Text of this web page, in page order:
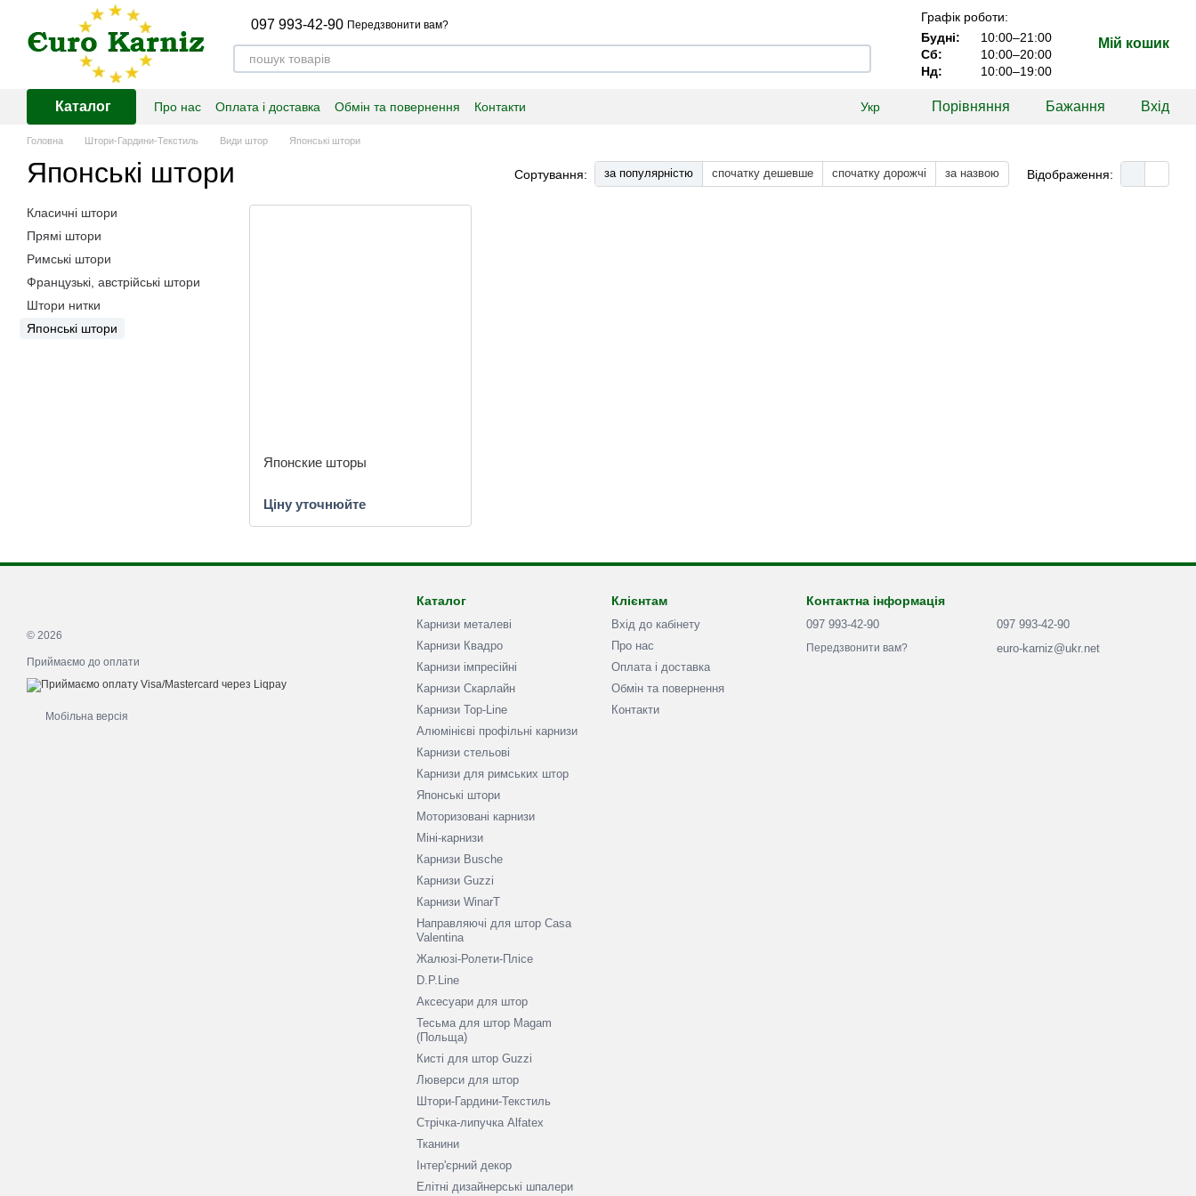
Перейти до основного контенту
097 993-42-90 Передзвонити вам?
Графік роботи:
Будні:
10:00–21:00
Сб:
10:00–20:00
Нд:
10:00–19:00
Мій кошик
Каталог Про нас Оплата і доставка Обмін та повернення Контакти Укр Порівняння Бажання Вхід
Головна Штори-Гардини-Текстиль Види штор Японські штори
Японські штори Сортування: за популярністю спочатку дешевше спочатку дорожчі за назвою Відображення:
Японские шторы
Ціну уточнюйте
Класичні штори
Прямі штори
Римські штори
Французькі, австрійські штори
Штори нитки
Японські штори
© 2026
Приймаємо до оплати
Мобільна версія
Каталог
Карнизи металеві
Карнизи Квадро
Карнизи імпресійні
Карнизи Скарлайн
Карнизи Top-Line
Алюмінієві профільні карнизи
Карнизи стельові
Карнизи для римських штор
Японські штори
Моторизовані карнизи
Міні-карнизи
Карнизи Busche
Карнизи Guzzi
Карнизи WinarT
Направляючі для штор Casa
Valentina
Жалюзі-Ролети-Плісе
D.P.Line
Аксесуари для штор
Тесьма для штор Magam
(Польща)
Кисті для штор Guzzi
Люверси для штор
Штори-Гардини-Текстиль
Стрічка-липучка Alfatex
Тканини
Інтер'єрний декор
Елітні дизайнерські шпалери
Клієнтам
Вхід до кабінету
Про нас
Оплата і доставка
Обмін та повернення
Контакти
Контактна інформація
097 993-42-90
Передзвонити вам?
097 993-42-90
euro-karniz@ukr.net